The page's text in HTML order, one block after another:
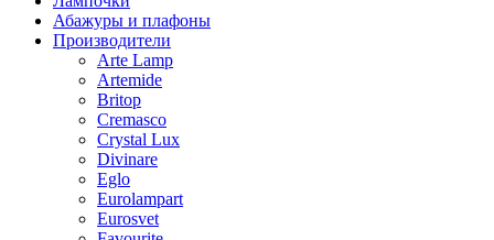
Абажуры и плафоны
Производители
Arte Lamp
Artemide
Britop
Cremasco
Crystal Lux
Divinare
Eglo
Eurolampart
Eurosvet